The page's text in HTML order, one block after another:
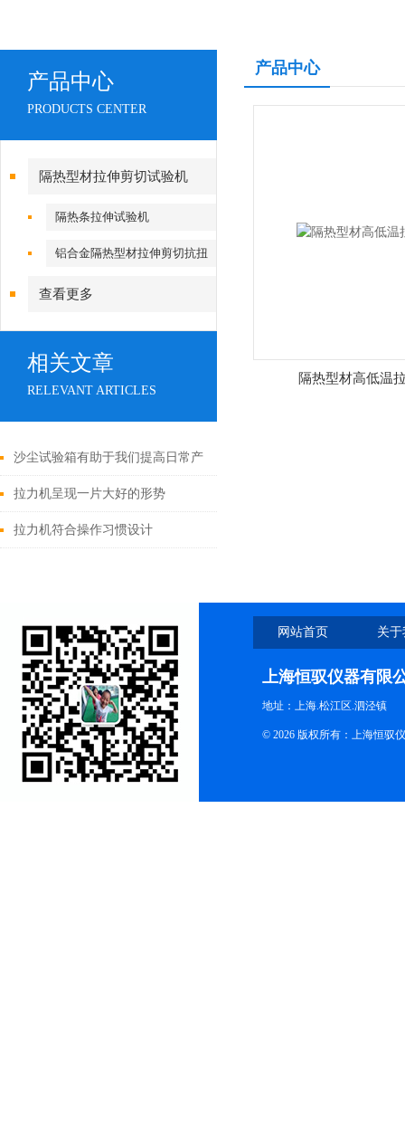
产品中心
PRODUCTS CENTER
隔热型材拉伸剪切试验机
隔热条拉伸试验机
铝合金隔热型材拉伸剪切抗扭
查看更多
相关文章
RELEVANT ARTICLES
沙尘试验箱有助于我们提高日常产
品品质
拉力机呈现一片大好的形势
拉力机符合操作习惯设计
产品中心
隔热型材高低温
网站首页 关
上海恒驭仪器有限
地址：上海.松江区.泗泾镇
© 2026 版权所有：上海恒驭